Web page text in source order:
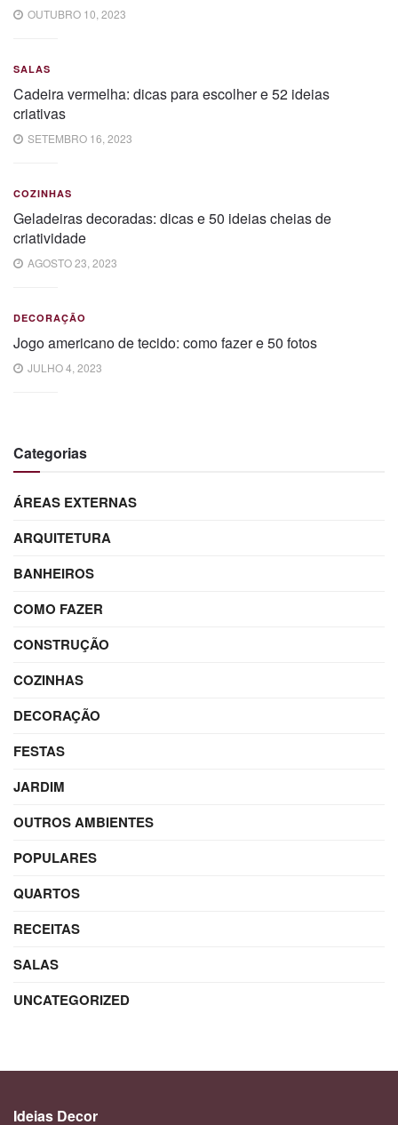
OUTUBRO 10, 2023
SALAS
Cadeira vermelha: dicas para escolher e 52 ideias
criativas
SETEMBRO 16, 2023
COZINHAS
Geladeiras decoradas: dicas e 50 ideias cheias de
criatividade
AGOSTO 23, 2023
DECORAÇÃO
Jogo americano de tecido: como fazer e 50 fotos
JULHO 4, 2023
Categorias
ÁREAS EXTERNAS
ARQUITETURA
BANHEIROS
COMO FAZER
CONSTRUÇÃO
COZINHAS
DECORAÇÃO
FESTAS
JARDIM
OUTROS AMBIENTES
POPULARES
QUARTOS
RECEITAS
SALAS
UNCATEGORIZED
Ideias Decor